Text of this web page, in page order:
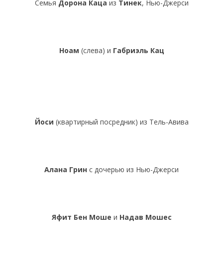
Семья Дорона Каца из Тинек, Нью-Джерси
Ноам (слева) и Габриэль Кац
Йоси (квартирный посредник) из Тель-Авива
Алана Грин с дочерью из Нью-Джерси
Яфит Бен Моше и Надав Мошес